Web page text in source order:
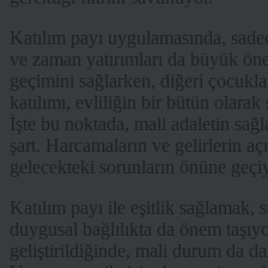
Katılım payı uygulamasında,
ve zaman yatırımları da büyük
geçimini sağlarken, diğeri
katılımı, evliliğin bir bütün olarak
İşte bu noktada, mali adaletin
şart. Harcamaların ve gelirlerin
gelecekteki sorunların önüne
Katılım payı ile eşitlik sağlamak,
duygusal bağlılıkta da önem
geliştirildiğinde, mali durum da